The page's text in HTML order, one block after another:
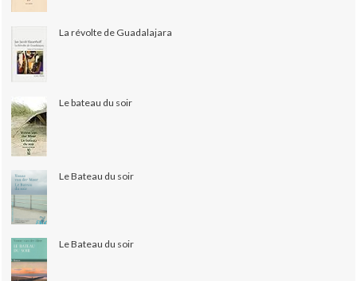
La révolte de Guadalajara
Le bateau du soir
Le Bateau du soir
Le Bateau du soir